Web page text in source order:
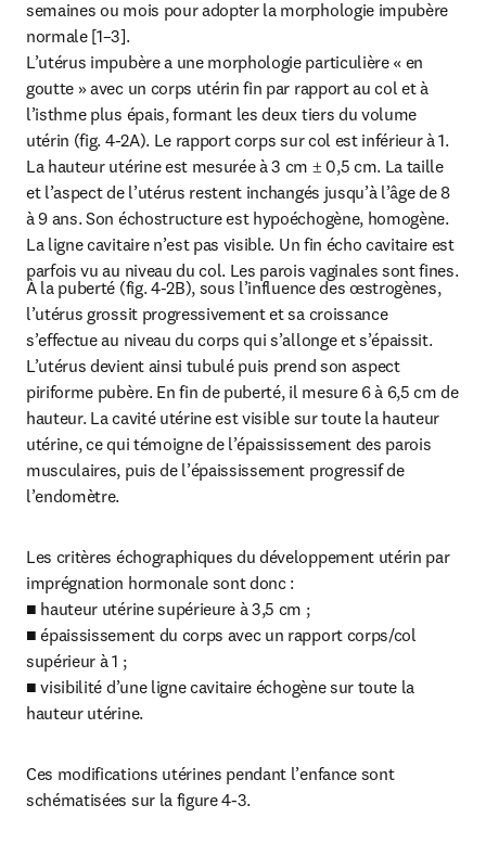
semaines ou mois pour adopter la morphologie impubère
normale [1–3].
L’utérus impubère a une morphologie particulière « en
goutte » avec un corps utérin fin par rapport au col et à
l’isthme plus épais, formant les deux tiers du volume
utérin (fig. 4-2A). Le rapport corps sur col est inférieur à 1.
La hauteur utérine est mesurée à 3 cm ± 0,5 cm. La taille
et l’aspect de l’utérus restent inchangés jusqu’à l’âge de 8
à 9 ans. Son échostructure est hypoéchogène, homogène.
La ligne cavitaire n’est pas visible. Un fin écho cavitaire est
parfois vu au niveau du col. Les parois vaginales sont fines.
À la puberté (fig. 4-2B), sous l’influence des œstrogènes,
l’utérus grossit progressivement et sa croissance
s’effectue au niveau du corps qui s’allonge et s’épaissit.
L’utérus devient ainsi tubulé puis prend son aspect
piriforme pubère. En fin de puberté, il mesure 6 à 6,5 cm de
hauteur. La cavité utérine est visible sur toute la hauteur
utérine, ce qui témoigne de l’épaississement des parois
musculaires, puis de l’épaississement progressif de
l’endomètre.
Les critères échographiques du développement utérin par
imprégnation hormonale sont donc :
■ hauteur utérine supérieure à 3,5 cm ;
■ épaississement du corps avec un rapport corps/col
supérieur à 1 ;
■ visibilité d’une ligne cavitaire échogène sur toute la
hauteur utérine.
Ces modifications utérines pendant l’enfance sont
schématisées sur la figure 4-3.